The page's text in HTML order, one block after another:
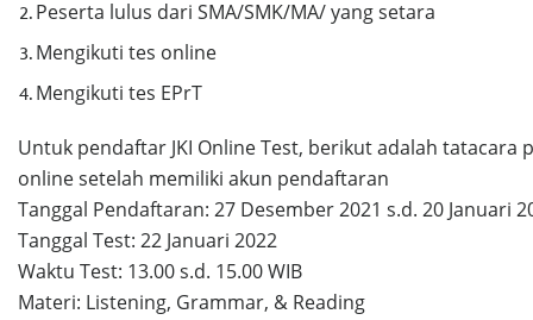
Peserta lulus dari SMA/SMK/MA/ yang setara
Mengikuti tes online
Mengikuti tes EPrT
Untuk pendaftar JKI Online Test, berikut adalah tatacara
online setelah memiliki akun pendaftaran
Tanggal Pendaftaran: 27 Desember 2021 s.d. 20 Januari
Tanggal Test: 22 Januari 2022
Waktu Test: 13.00 s.d. 15.00 WIB
Materi: Listening, Grammar, & Reading